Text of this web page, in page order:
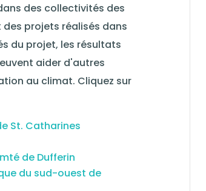
des collectivités des
projets réalisés dans
du projet, les résultats
aider d'autres
au climat. Cliquez sur
St. Catharines
de Dufferin
du sud-ouest de